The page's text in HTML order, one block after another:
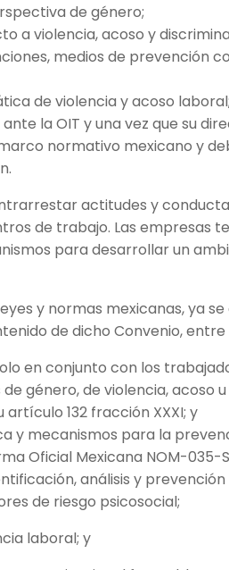
de género;
a violencia, acoso y
medios de prevención
de violencia y acoso laboral;
la OIT y una vez que su
normativo mexicano y
actitudes y
de trabajo. Las empresas
para desarrollar un
y normas mexicanas, ya
de dicho Convenio,
en conjunto con los
género, de violencia, acoso
132 fracción XXXI; y
y mecanismos para la
Oficial Mexicana NOM-035-
análisis y prevención
de riesgo psicosocial;
laboral; y